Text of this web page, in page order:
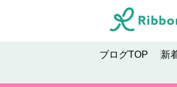
ブログTOP 新